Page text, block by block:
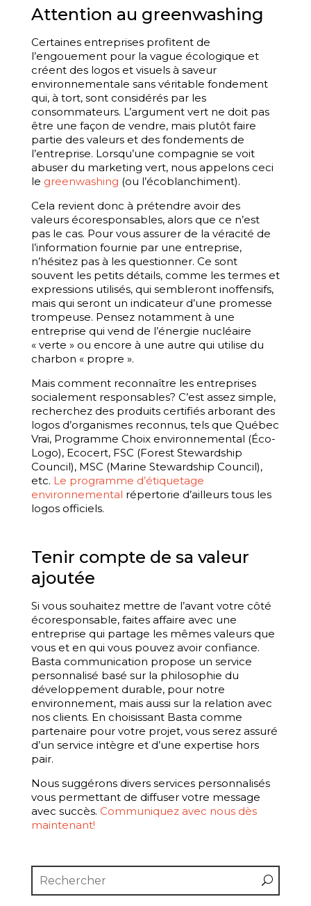
Attention au greenwashing
Certaines entreprises profitent de
l’engouement pour la vague écologique et
créent des logos et visuels à saveur
environnementale sans véritable fondement
qui, à tort, sont considérés par les
consommateurs. L’argument vert ne doit pas
être une façon de vendre, mais plutôt faire
partie des valeurs et des fondements de
l’entreprise. Lorsqu’une compagnie se voit
abuser du marketing vert, nous appelons ceci
le greenwashing (ou l’écoblanchiment).
Cela revient donc à prétendre avoir des
valeurs écoresponsables, alors que ce n’est
pas le cas. Pour vous assurer de la véracité de
l’information fournie par une entreprise,
n’hésitez pas à les questionner. Ce sont
souvent les petits détails, comme les termes et
expressions utilisés, qui sembleront inoffensifs,
mais qui seront un indicateur d’une promesse
trompeuse. Pensez notamment à une
entreprise qui vend de l’énergie nucléaire
« verte » ou encore à une autre qui utilise du
charbon « propre ».
Mais comment reconnaître les entreprises
socialement responsables? C’est assez simple,
recherchez des produits certifiés arborant des
logos d’organismes reconnus, tels que Québec
Vrai, Programme Choix environnemental (Éco-
Logo), Ecocert, FSC (Forest Stewardship
Council), MSC (Marine Stewardship Council),
etc. Le programme d’étiquetage
environnemental répertorie d’ailleurs tous les
logos officiels.
Tenir compte de sa valeur
ajoutée
Si vous souhaitez mettre de l’avant votre côté
écoresponsable, faites affaire avec une
entreprise qui partage les mêmes valeurs que
vous et en qui vous pouvez avoir confiance.
Basta communication propose un service
personnalisé basé sur la philosophie du
développement durable, pour notre
environnement, mais aussi sur la relation avec
nos clients. En choisissant Basta comme
partenaire pour votre projet, vous serez assuré
d’un service intègre et d’une expertise hors
pair.
Nous suggérons divers services personnalisés
vous permettant de diffuser votre message
avec succès. Communiquez avec nous dès
maintenant!